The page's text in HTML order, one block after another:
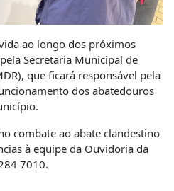
ao longo dos próximos
Secretaria Municipal de
que ficará responsável pela
dos abatedouros
combate ao abate clandestino
à equipe da Ouvidoria da
7010.